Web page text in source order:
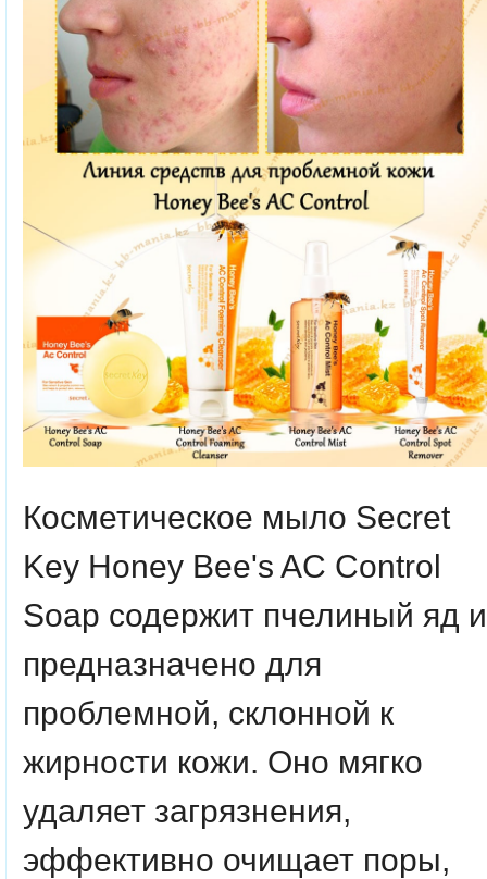
Косметическое мыло Secret
Key Honey Bee's AC Control
Soap содержит пчелиный яд и
предназначено для
проблемной, склонной к
жирности кожи. Оно мягко
удаляет загрязнения,
эффективно очищает поры,